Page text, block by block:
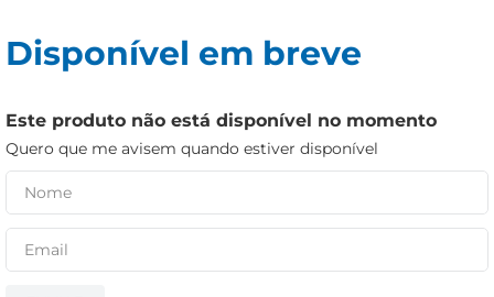
Disponível em breve
Este produto não está disponível no momento
Quero que me avisem quando estiver disponível
azeite
iogurte
papel higiênico